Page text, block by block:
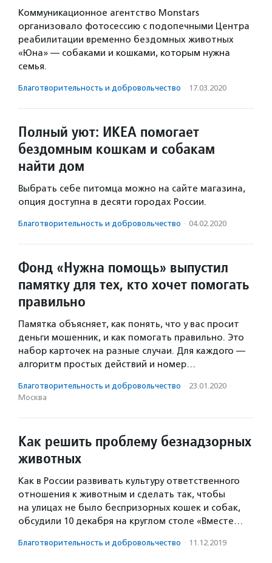
Коммуникационное агентство Monstars
организовало фотосессию с подопечными Центра
реабилитации временно бездомных животных
«Юна» — собаками и кошками, которым нужна
семья.
Благотвори­тель­ность и доброволь­чест­во · 17.03.2020
Полный уют: ИКЕА помогает
бездомным кошкам и собакам
найти дом
Выбрать себе питомца можно на сайте магазина,
опция доступна в десяти городах России.
Благотвори­тель­ность и доброволь­чест­во · 04.02.2020
Фонд «Нужна помощь» выпустил
памятку для тех, кто хочет помогать
правильно
Памятка объясняет, как понять, что у вас просит
деньги мошенник, и как помогать правильно. Это
набор карточек на разные случаи. Для каждого —
алгоритм простых действий и номер…
Благотвори­тель­ность и доброволь­чест­во · 23.01.2020 ·
Москва
Как решить проблему безнадзорных
животных
Как в России развивать культуру ответственного
отношения к животным и сделать так, чтобы
на улицах не было беспризорных кошек и собак,
обсудили 10 декабря на круглом столе «Вместе…
Благотвори­тель­ность и доброволь­чест­во · 11.12.2019